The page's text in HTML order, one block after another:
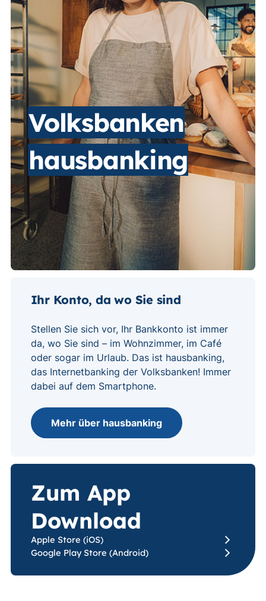
Volksbanken
hausbanking
Ihr Konto, da wo Sie sind
Stellen Sie sich vor, Ihr Bankkonto ist immer
da, wo Sie sind – im Wohnzimmer, im Café
oder sogar im Urlaub. Das ist hausbanking,
das Internetbanking der Volksbanken! Immer
dabei auf dem Smartphone.
Mehr über hausbanking
Zum App
Download
Apple Store (iOS)
Google Play Store (Android)